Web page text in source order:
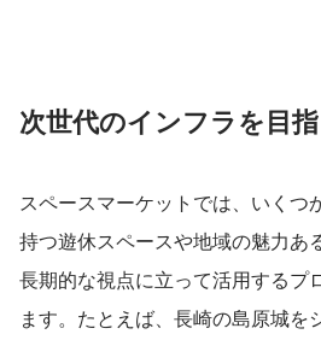
次世代のインフラを目
スペースマーケットでは、いくつ
持つ遊休スペースや地域の魅力あ
長期的な視点に立って活用するプ
ます。たとえば、長崎の島原城を